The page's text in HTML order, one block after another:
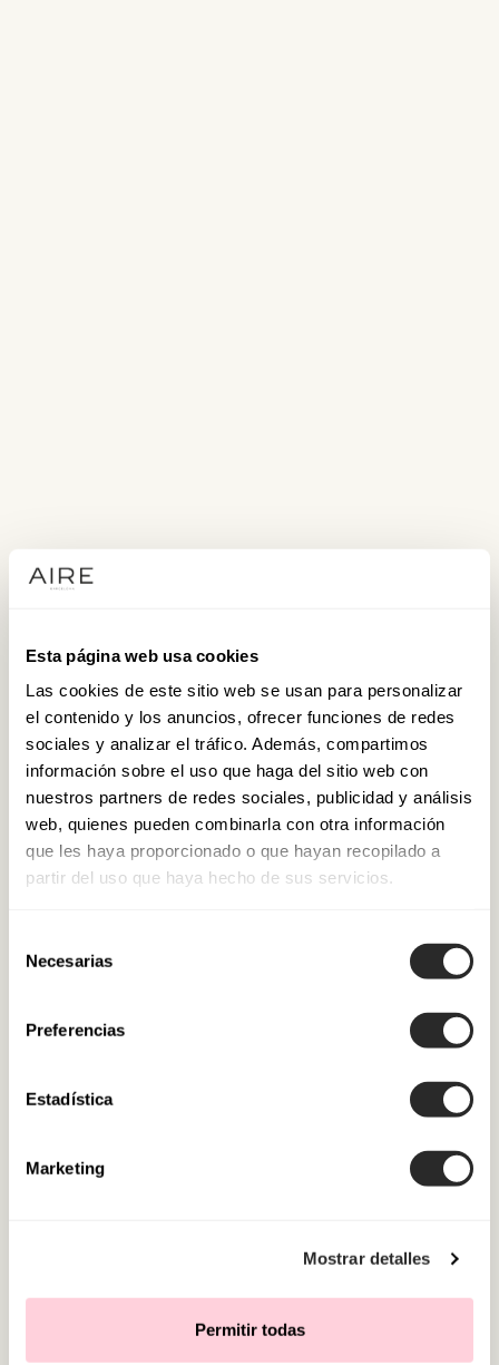
Esta página web usa cookies
Las cookies de este sitio web se usan para personalizar
el contenido y los anuncios, ofrecer funciones de redes
sociales y analizar el tráfico. Además, compartimos
información sobre el uso que haga del sitio web con
nuestros partners de redes sociales, publicidad y análisis
web, quienes pueden combinarla con otra información
que les haya proporcionado o que hayan recopilado a
partir del uso que haya hecho de sus servicios.
Necesarias
Preferencias
Estadística
Marketing
Mostrar detalles
Permitir todas